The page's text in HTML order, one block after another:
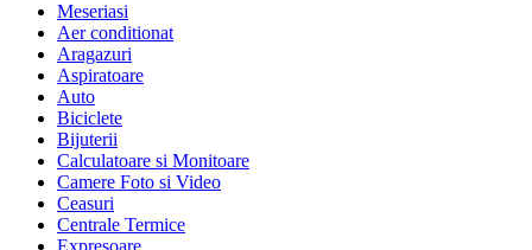
Meseriasi
Aer conditionat
Aragazuri
Aspiratoare
Auto
Biciclete
Bijuterii
Calculatoare si Monitoare
Camere Foto si Video
Ceasuri
Centrale Termice